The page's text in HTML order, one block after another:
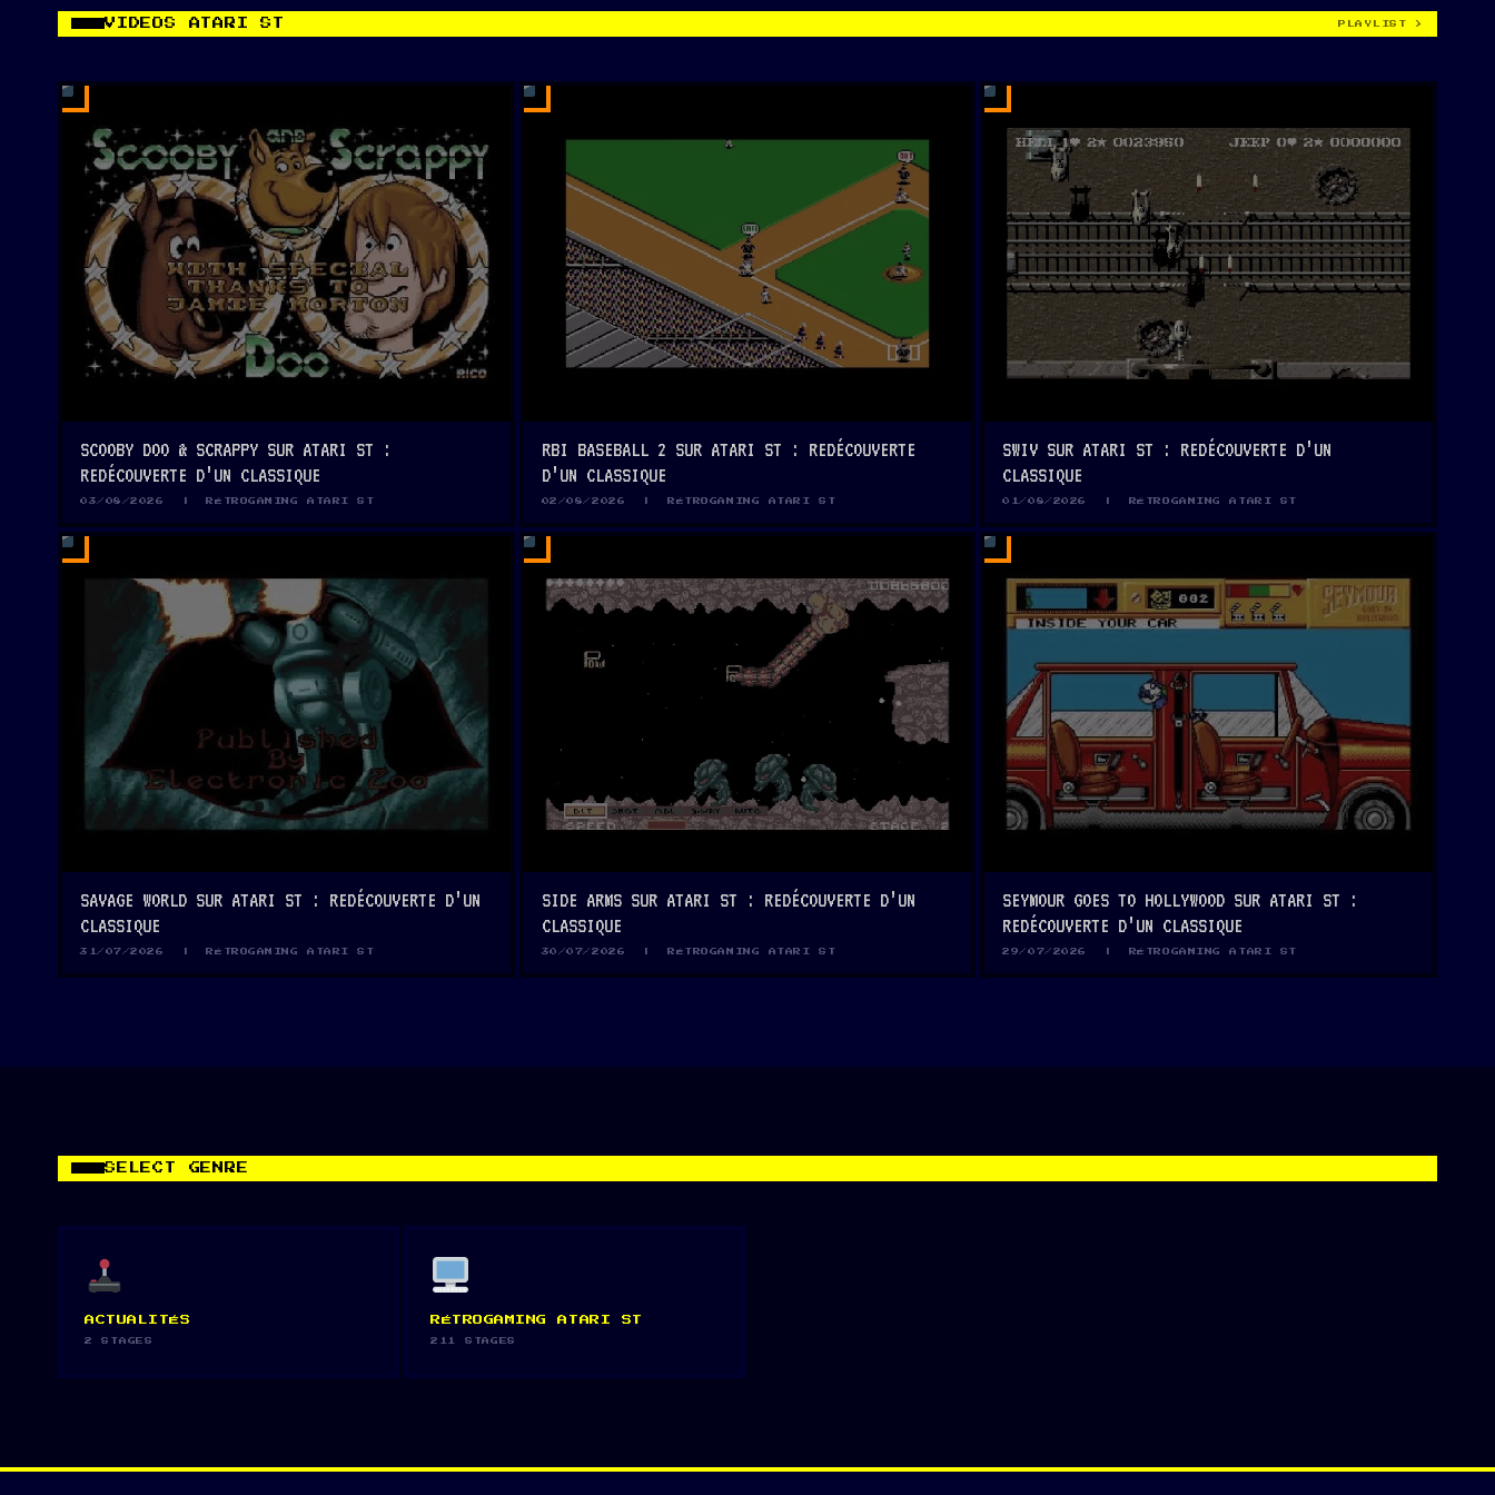
VIDEOS ATARI ST PLAYLIST >
SCOOBY DOO & SCRAPPY SUR ATARI ST :
REDÉCOUVERTE D’UN CLASSIQUE
03/08/2026 | RÉTROGAMING ATARI ST
RBI BASEBALL 2 SUR ATARI ST : REDÉCOUVERTE
D’UN CLASSIQUE
02/08/2026 | RÉTROGAMING ATARI ST
SWIV SUR ATARI ST : REDÉCOUVERTE D’UN
CLASSIQUE
01/08/2026 | RÉTROGAMING ATARI ST
SAVAGE WORLD SUR ATARI ST : REDÉCOUVERTE D’UN
CLASSIQUE
31/07/2026 | RÉTROGAMING ATARI ST
MIN
SIDE ARMS SUR ATARI ST : REDÉCOUVERTE D’UN
CLASSIQUE
30/07/2026 | RÉTROGAMING ATARI ST
MIN
SEYMOUR GOES TO HOLLYWOOD SUR ATARI ST :
REDÉCOUVERTE D’UN CLASSIQUE
29/07/2026 | RÉTROGAMING ATARI ST
SELECT GENRE
ACTUALITÉS
2 STAGES
RÉTROGAMING ATARI ST
211 STAGES